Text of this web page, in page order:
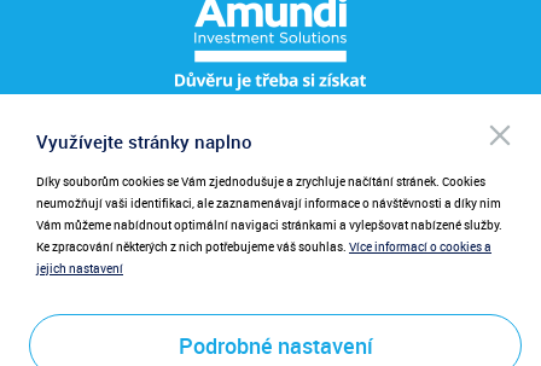
NEWSLETTER
Pro přihlášení k odběru novinek zadejte prosím váš e-mail.
Zadáním emailu poskytujete souhlas se zasíláním novinek.
Odeslat
Využívejte stránky naplno
Díky souborům cookies se Vám zjednodušuje a zrychluje načítání stránek. Cookies
neumožňují vaši identifikaci, ale zaznamenávají informace o návštěvnosti a díky nim
Vám můžeme nabídnout optimální navigaci stránkami a vylepšovat nabízené služby.
Ke zpracování některých z nich potřebujeme váš souhlas. Více informací o cookies a
jejich nastavení
Podrobné nastavení